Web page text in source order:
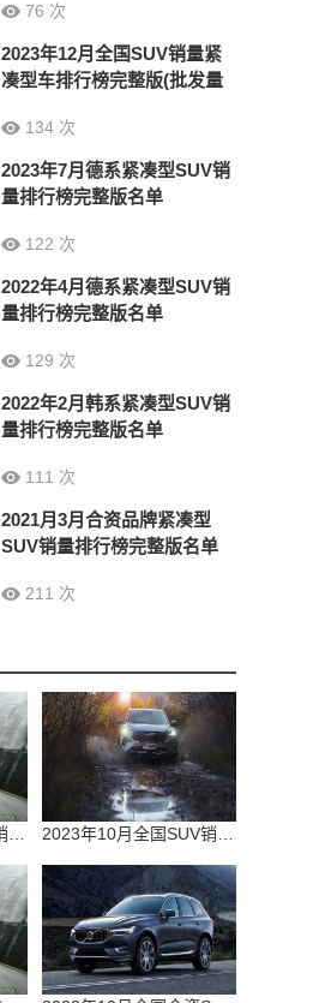
76 次
2023年12月全国SUV销量紧
凑型车排行榜完整版(批发量
134 次
2023年7月德系紧凑型SUV销
量排行榜完整版名单
122 次
2022年4月德系紧凑型SUV销
量排行榜完整版名单
129 次
2022年2月韩系紧凑型SUV销
量排行榜完整版名单
111 次
2021月3月合资品牌紧凑型
SUV销量排行榜完整版名单
211 次